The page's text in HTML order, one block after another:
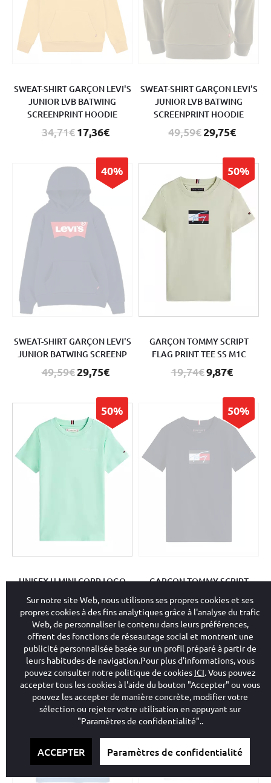
SWEAT-SHIRT GARÇON LEVI'S
JUNIOR LVB BATWING
SCREENPRINT HOODIE
34,71€17,36€
SWEAT-SHIRT GARÇON LEVI'S
JUNIOR LVB BATWING
SCREENPRINT HOODIE
49,59€29,75€
40%
SWEAT-SHIRT GARÇON LEVI'S
JUNIOR BATWING SCREENP
49,59€29,75€
50%
GARÇON TOMMY SCRIPT
FLAG PRINT TEE SS M1C
19,74€9,87€
50%
UNISEX U MINI CORP LOGO
24,69€12,35€
50%
GARÇON TOMMY SCRIPT
19,74€9,87€
50% 50%
Sur notre site Web, nous utilisons ses propres cookies et ses
propres cookies à des fins analytiques grâce à l'analyse du trafic
Web, de personnaliser le contenu dans leurs préférences,
offrent des fonctions de réseautage social et montrent une
publicité personnalisée basée sur un profil préparé à partir de
leurs habitudes de navigation.Pour plus d'informations, vous
pouvez consulter notre politique de cookies ICI. Vous pouvez
accepter tous les cookies à l'aide du bouton "Accepter" ou vous
pouvez les accepter de manière concrète, modifier votre
sélection ou rejeter votre utilisation en appuyant sur
"Paramètres de confidentialité"..
ACCEPTER Paramètres de confidentialité